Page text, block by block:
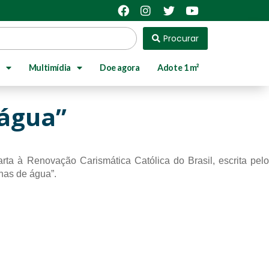
Procurar
Multimídia Doe agora Adote 1 m²
à Renovação Carismática Católica do Brasil, escrita pelo
de água”.